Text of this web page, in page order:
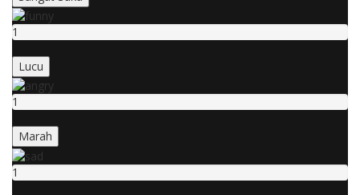
1
Lucu
1
Marah
1